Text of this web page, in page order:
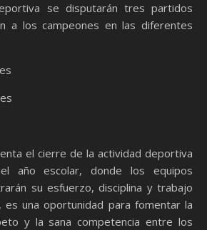
se disputarán tres partidos
a los campeones en las diferentes
el cierre de la actividad deportiva
año escolar, donde los equipos
su esfuerzo, disciplina y trabajo
es una oportunidad para fomentar la
y la sana competencia entre los